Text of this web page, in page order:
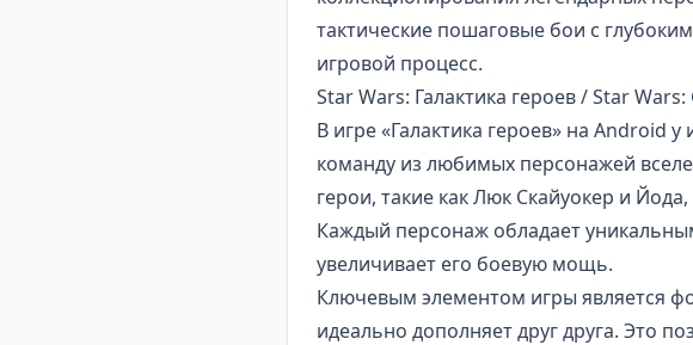
тактические пошаговые бои с
игровой процесс.
Star Wars: Галактика героев / Star
В игре «Галактика героев» на Android
команду из любимых персонажей
герои, такие как Люк Скайуокер и
Каждый персонаж обладает
увеличивает его боевую мощь.
Ключевым элементом игры является
идеально дополняет друг друга. Это